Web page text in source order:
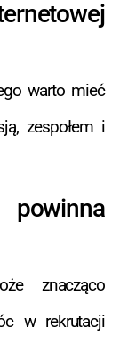
warto mieć
zespołem i
znacząco
w rekrutacji